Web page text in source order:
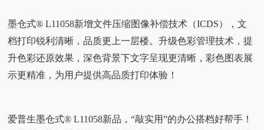
墨仓式® L11058新增文件压缩图像补偿技术（ICDS），文
档打印锐利清晰，品质更上一层楼。升级色彩管理技术，提
升色彩还原效果，深色背景下文字呈现更清晰，彩色图表展
示更精准，为用户提供高品质打印体验！
爱普生墨仓式® L11058新品，“敲实用”的办公搭档好帮手！